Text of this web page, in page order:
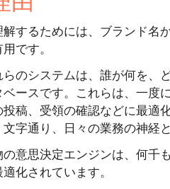
するためには、ブランド名
です。
のシステムは、誰が何を、
ースです。これらは、一度
稿、受領の確認などに最適
字通り、日々の業務の神経
意思決定エンジンは、何千
化されています。